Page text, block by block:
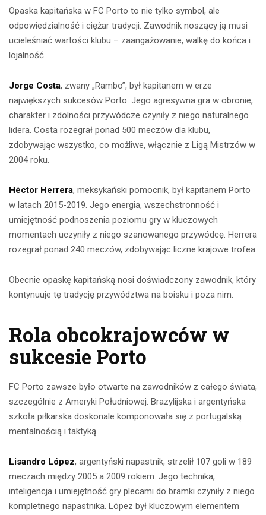
Opaska kapitańska w FC Porto to nie tylko symbol, ale
odpowiedzialność i ciężar tradycji. Zawodnik noszący ją musi
ucieleśniać wartości klubu – zaangażowanie, walkę do końca i
lojalność.
Jorge Costa, zwany „Rambo”, był kapitanem w erze
największych sukcesów Porto. Jego agresywna gra w obronie,
charakter i zdolności przywódcze czyniły z niego naturalnego
lidera. Costa rozegrał ponad 500 meczów dla klubu,
zdobywając wszystko, co możliwe, włącznie z Ligą Mistrzów w
2004 roku.
Héctor Herrera, meksykański pomocnik, był kapitanem Porto
w latach 2015-2019. Jego energia, wszechstronność i
umiejętność podnoszenia poziomu gry w kluczowych
momentach uczyniły z niego szanowanego przywódcę. Herrera
rozegrał ponad 240 meczów, zdobywając liczne krajowe trofea.
Obecnie opaskę kapitańską nosi doświadczony zawodnik, który
kontynuuje tę tradycję przywództwa na boisku i poza nim.
Rola obcokrajowców w
sukcesie Porto
FC Porto zawsze było otwarte na zawodników z całego świata,
szczególnie z Ameryki Południowej. Brazylijska i argentyńska
szkoła piłkarska doskonale komponowała się z portugalską
mentalnością i taktyką.
Lisandro López, argentyński napastnik, strzelił 107 goli w 189
meczach między 2005 a 2009 rokiem. Jego technika,
inteligencja i umiejętność gry plecami do bramki czyniły z niego
kompletnego napastnika. López był kluczowym elementem